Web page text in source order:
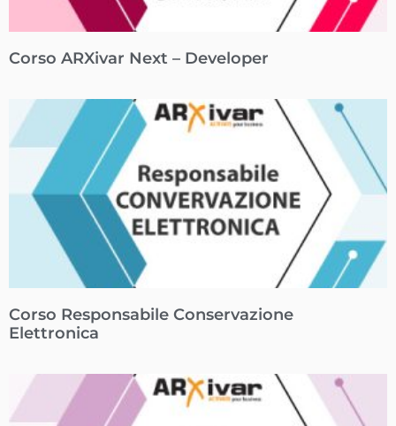
Corso ARXivar Next – Developer
Corso Responsabile Conservazione
Elettronica